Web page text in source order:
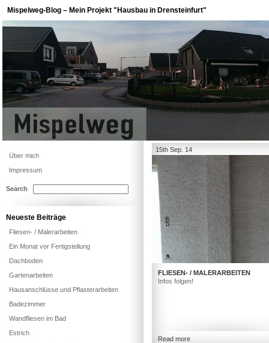
Mispelweg-Blog – Mein Projekt "Hausbau in Drensteinfurt"
15th Sep. 14
FLIESEN- / MALERARBEITEN
Infos folgen!
Read more
Über mich
Impressum
Search
Neueste Beiträge
Fliesen- / Malerarbeiten
Ein Monat vor Fertigstellung
Dachboden
Gartenarbeiten
Hausanschlüsse und Pflasterarbeiten
Badezimmer
Wandfliesen im Bad
Estrich